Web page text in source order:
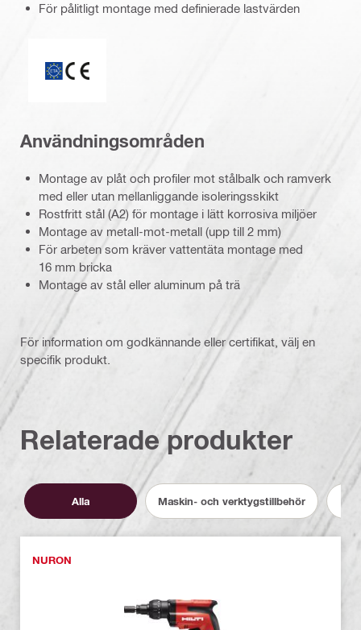
För pålitligt montage med definierade lastvärden
Användningsområden
Montage av plåt och profiler mot stålbalk och ramverk
med eller utan mellanliggande isoleringsskikt
Rostfritt stål (A2) för montage i lätt korrosiva miljöer
Montage av metall-mot-metall (upp till 2 mm)
För arbeten som kräver vattentäta montage med
16 mm bricka
Montage av stål eller aluminum på trä
För information om godkännande eller certifikat, välj en
specifik produkt.
Relaterade produkter
Alla Maskin- och verktygstillbehör
NURON